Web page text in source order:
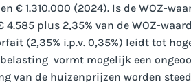
€ 1.310.000 (2024). Is de WOZ-
plus 2,35% van de WOZ-
(2,35% i.p.v. 0,35%) leidt tot
vormt mogelijk een
van de huizenprijzen worden